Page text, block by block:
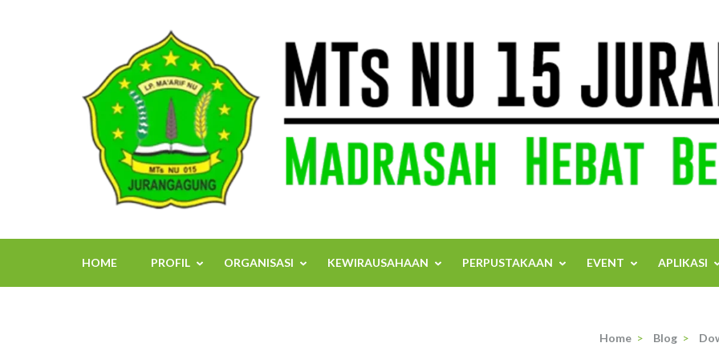
HOME PROFIL ORGANISASI KEWIRAUSAHAAN PERPUSTAKAAN EVENT APLIKASI
Home > Blog >